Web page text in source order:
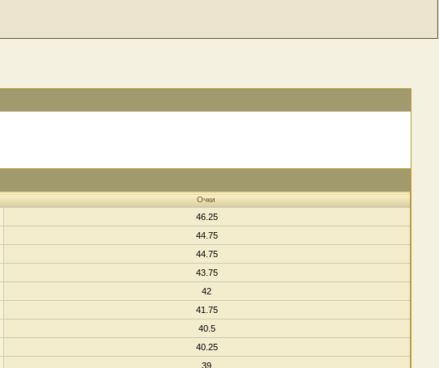
Очки
46.25
44.75
44.75
43.75
42
41.75
40.5
40.25
39